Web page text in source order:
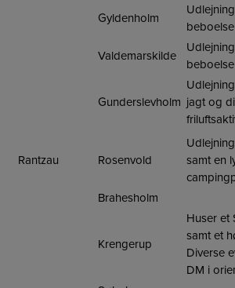
Gyldenholm
beboelse
Valdemarskilde
beboelse
Gunderslevholm jagt og
Rantzau Rosenvold
samt en
Brahesholm
Krengerup
Huser et
samt et
Diverse
DM i